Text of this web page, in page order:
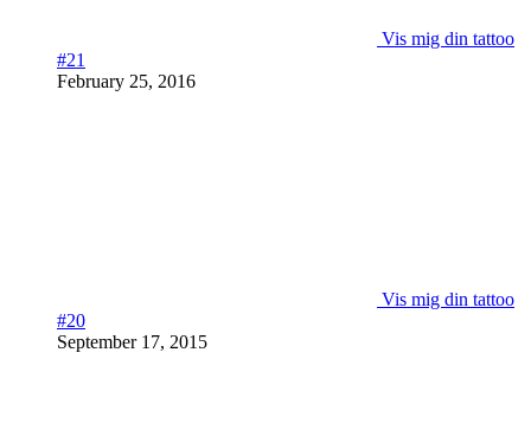
Vis mig din tattoo
#21
February 25, 2016
Vis mig din tattoo
#20
September 17, 2015